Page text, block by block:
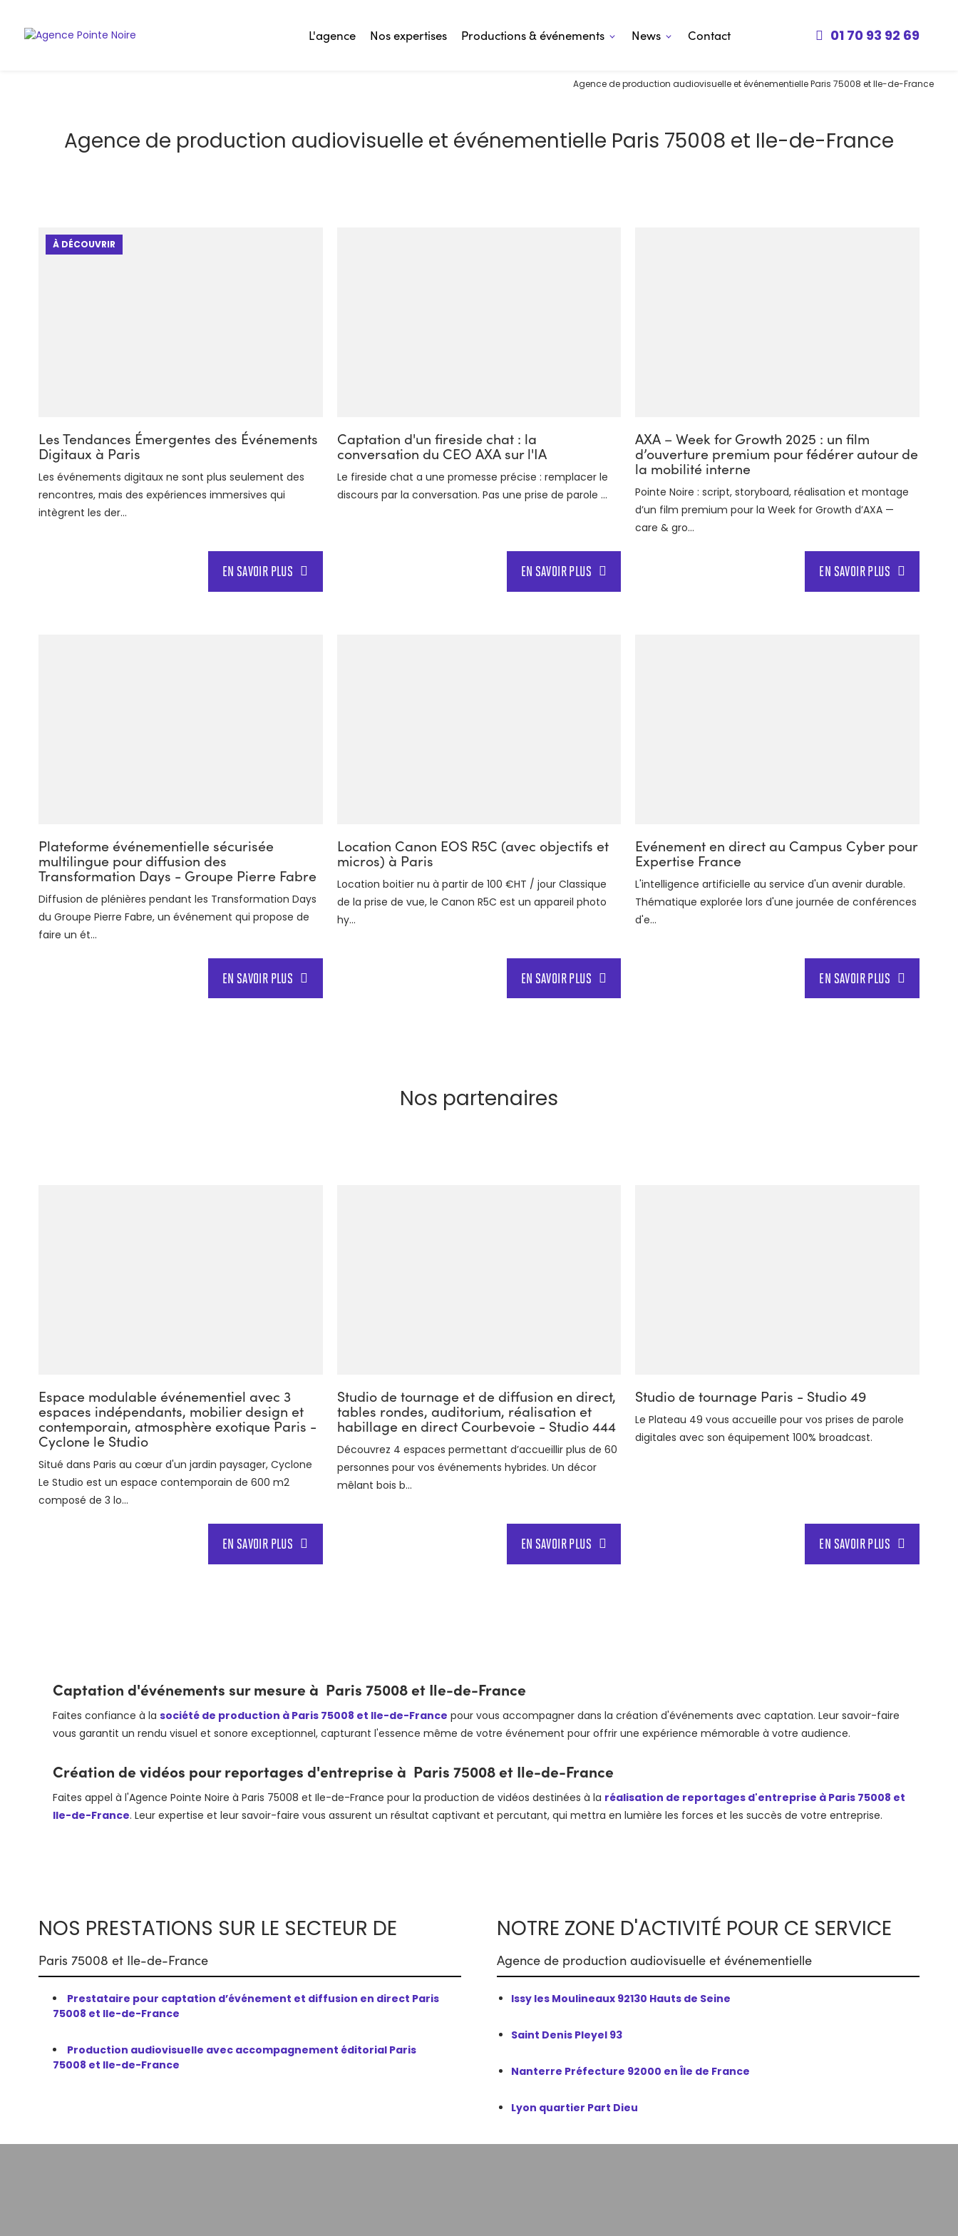
L'agence Nos expertises Productions & événements News Contact 01 70 93 92 69
Agence de production audiovisuelle et événementielle Paris 75008 et Ile-de-France
Agence de production audiovisuelle et événementielle Paris 75008 et Ile-de-France
À DÉCOUVRIR
Les Tendances Émergentes des Événements
Digitaux à Paris
Les événements digitaux ne sont plus seulement des
rencontres, mais des expériences immersives qui
intègrent les der...
EN SAVOIR PLUS
Captation d'un fireside chat : la
conversation du CEO AXA sur l'IA
Le fireside chat a une promesse précise : remplacer le
discours par la conversation. Pas une prise de parole ...
EN SAVOIR PLUS
AXA – Week for Growth 2025 : un film
d’ouverture premium pour fédérer autour de
la mobilité interne
Pointe Noire : script, storyboard, réalisation et montage
d’un film premium pour la Week for Growth d’AXA —
care & gro...
EN SAVOIR PLUS
Plateforme événementielle sécurisée
multilingue pour diffusion des
Transformation Days - Groupe Pierre Fabre
Diffusion de plénières pendant les Transformation Days
du Groupe Pierre Fabre, un événement qui propose de
faire un ét...
EN SAVOIR PLUS
Location Canon EOS R5C (avec objectifs et
micros) à Paris
Location boitier nu à partir de 100 €HT / jour Classique
de la prise de vue, le Canon R5C est un appareil photo
hy...
EN SAVOIR PLUS
Evénement en direct au Campus Cyber pour
Expertise France
L'intelligence artificielle au service d'un avenir durable.
Thématique explorée lors d'une journée de conférences
d'e...
EN SAVOIR PLUS
Nos partenaires
Espace modulable événementiel avec 3
espaces indépendants, mobilier design et
contemporain, atmosphère exotique Paris -
Cyclone le Studio
Situé dans Paris au cœur d'un jardin paysager, Cyclone
Le Studio est un espace contemporain de 600 m2
composé de 3 lo...
EN SAVOIR PLUS
Studio de tournage et de diffusion en direct,
tables rondes, auditorium, réalisation et
habillage en direct Courbevoie - Studio 444
Découvrez 4 espaces permettant d’accueillir plus de 60
personnes pour vos événements hybrides. Un décor
mêlant bois b...
EN SAVOIR PLUS
Studio de tournage Paris - Studio 49
Le Plateau 49 vous accueille pour vos prises de parole
digitales avec son équipement 100% broadcast.
EN SAVOIR PLUS
Captation d'événements sur mesure à Paris 75008 et Ile-de-France
Faites confiance à la société de production à Paris 75008 et Ile-de-France pour vous accompagner dans la création d'événements avec captation. Leur savoir-faire
vous garantit un rendu visuel et sonore exceptionnel, capturant l'essence même de votre événement pour offrir une expérience mémorable à votre audience.
Création de vidéos pour reportages d'entreprise à Paris 75008 et Ile-de-France
Faites appel à l'Agence Pointe Noire à Paris 75008 et Ile-de-France pour la production de vidéos destinées à la réalisation de reportages d'entreprise à Paris 75008 et
Ile-de-France. Leur expertise et leur savoir-faire vous assurent un résultat captivant et percutant, qui mettra en lumière les forces et les succès de votre entreprise.
NOS PRESTATIONS SUR LE SECTEUR DE
Paris 75008 et Ile-de-France
Prestataire pour captation d’événement et diffusion en direct Paris
75008 et Ile-de-France
Production audiovisuelle avec accompagnement éditorial Paris
75008 et Ile-de-France
NOTRE ZONE D'ACTIVITÉ POUR CE SERVICE
Agence de production audiovisuelle et événementielle
Issy les Moulineaux 92130 Hauts de Seine
Saint Denis Pleyel 93
Nanterre Préfecture 92000 en Île de France
Lyon quartier Part Dieu